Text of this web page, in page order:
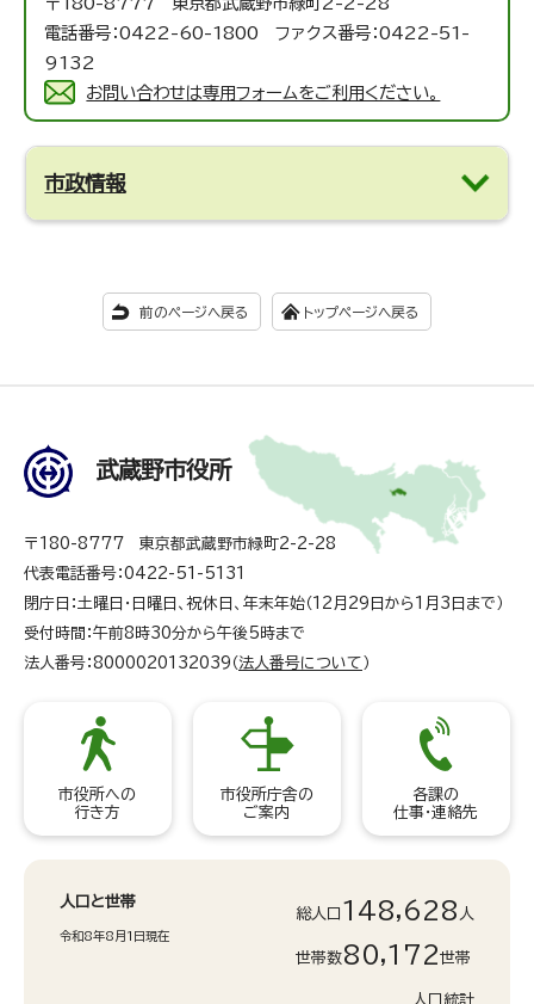
電話番号：0422-60-1800 ファクス番号：0422-51-
9132
お問い合わせは専用フォームをご利用ください。
市政情報
前のページへ戻る トップページへ戻る
武蔵野市役所
〒180-8777 東京都武蔵野市緑町2-2-28
代表電話番号：0422-51-5131
閉庁日：土曜日・日曜日、祝休日、年末年始（12月29日から1月3日まで）
受付時間：午前8時30分から午後5時まで
法人番号：8000020132039（ 法人番号について ）
市役所への
行き方
市役所庁舎の
ご案内
各課の
仕事・連絡先
人口と世帯
令和8年8月1日現在
総人口 148,628 人
世帯数80,172世帯
人口統計